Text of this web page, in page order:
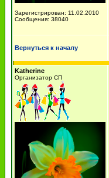
Зарегистрирован: 11.02.2010
Сообщения: 38040
Вернуться к началу
Katherine
Организатор СП